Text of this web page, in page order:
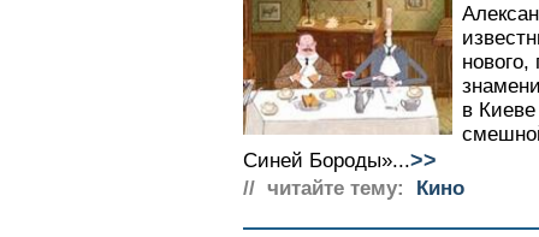
нового,
в
Синей Бороды»...>>
// читайте тему: Кино